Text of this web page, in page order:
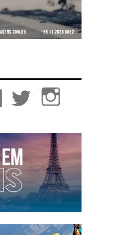
Facebook Twitter